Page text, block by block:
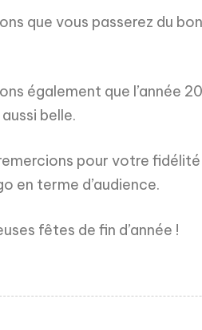
que vous passerez du
également que l’année
belle.
pour votre
en terme d’audience.
fêtes de fin d’année !